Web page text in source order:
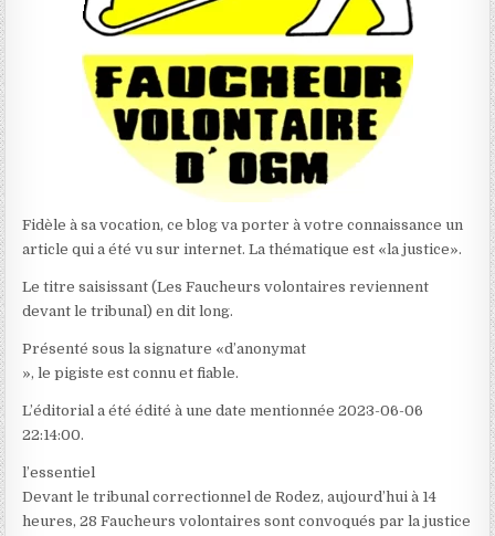
Fidèle à sa vocation, ce blog va porter à votre connaissance un
article qui a été vu sur internet. La thématique est «la justice».
Le titre saisissant (Les Faucheurs volontaires reviennent
devant le tribunal) en dit long.
Présenté sous la signature «d’anonymat
», le pigiste est connu et fiable.
L’éditorial a été édité à une date mentionnée 2023-06-06
22:14:00.
l’essentiel
Devant le tribunal correctionnel de Rodez, aujourd’hui à 14
heures, 28 Faucheurs volontaires sont convoqués par la justice